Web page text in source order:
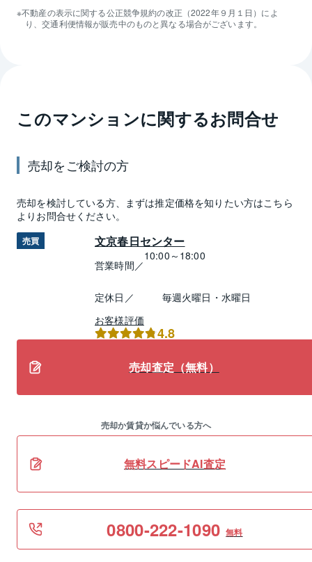
不動産の表示に関する公正競争規約の改正（2022年９月１日）によ
り、交通利便情報が販売中のものと異なる場合がございます。
このマンションに関するお問合せ
売却をご検討の方
売却を検討している方、まずは推定価格を知りたい方はこちら
よりお問合せください。
売買 文京春日センター
営業時間／
10:00～18:00
定休日／
毎週火曜日・水曜日
お客様評価
4.8
売却査定（無料）
売却か賃貸か悩んでいる方へ
無料スピードAI査定
0800-222-1090 無料